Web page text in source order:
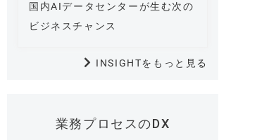
国内AIデータセンターが生む次の
ビジネスチャンス
INSIGHTをもっと見る
業務プロセスのDX